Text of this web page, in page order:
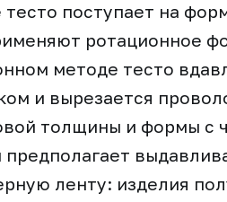
тесто поступает на
ротационное
методе тесто
и вырезается
толщины и формы с
предполагает
ленту: изделия